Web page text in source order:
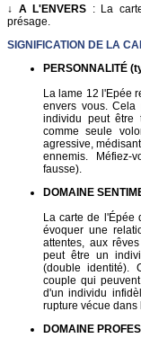
↓ A L'ENVERS : La
présage.
SIGNIFICATION DE LA
PERSONNALITÉ
La lame 12 l'Epée
envers vous.
individu peut être
comme seule
agressive,
ennemis. Méfiez-
fausse).
DOMAINE
La carte de l'Épée
évoquer une
attentes, aux
peut être un
(double identité).
couple qui
d'un individu
rupture vécue dans
DOMAINE